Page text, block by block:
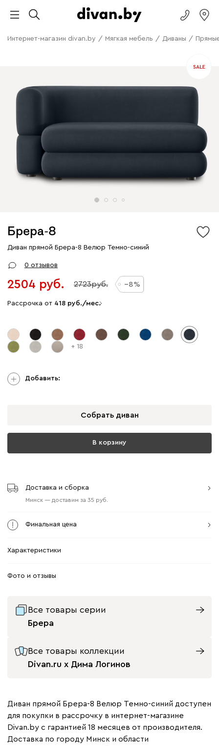
Интернет-магазин divan.by / Мягкая мебель / Диваны /
Брера-8
Диван прямой Брера-8 Велюр Темно-синий
0 отзывов
2504 2723 8
Рассрочка от 418 /мес.
+ 18
Добавить:
Собрать диван
В корзину
Доставка и сборка
Минск — доставим за 35
Финальная цена
Характеристики
Фото и отзывы
Все товары серии
Брера
Все товары коллекции
Divan.ru x Дима Логинов
Диван прямой Брера-8 Велюр Темно-синий доступен
для покупки в рассрочку в интернет-магазине
Divan.by с гарантией 18 месяцев от производителя.
Доставка по городу Минск и области